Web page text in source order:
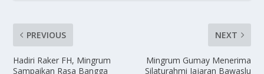
PREVIOUS
Hadiri Raker FH, Mingrum
Sampaikan Rasa Bangga
NEXT
Mingrum Gumay Menerima
Silaturahmi Jajaran Bawaslu